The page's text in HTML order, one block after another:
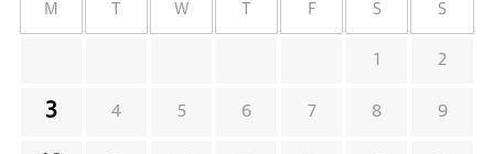
M W F S S
1 2
3 4 5 6 7 8 9